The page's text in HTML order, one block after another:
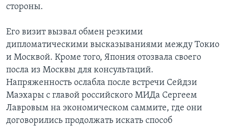
стороны.
Его визит вызвал обмен резкими
дипломатическими высказываниями между Токио
и Москвой. Кроме того, Япония отозвала своего
посла из Москвы для консультаций.
Напряженность ослабла после встречи Сейдзи
Маэхары с главой российского МИДа Сергеем
Лавровым на экономическом саммите, где они
договорились продолжать искать способ